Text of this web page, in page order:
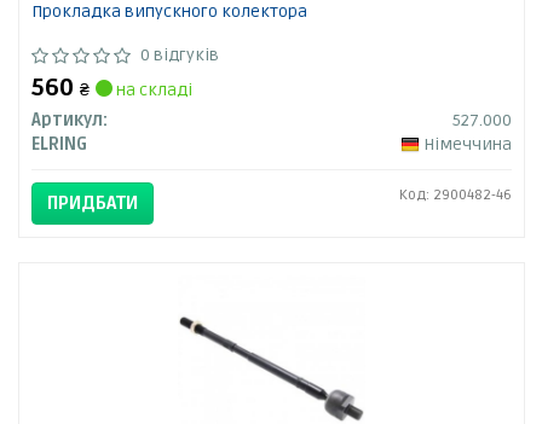
Прокладка випускного колектора
0 відгуків
560 ₴
на складі
Артикул:
527.000
ELRING
Німеччина
ПРИДБАТИ Код: 2900482-46